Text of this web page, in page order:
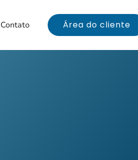
Contato Área do cliente